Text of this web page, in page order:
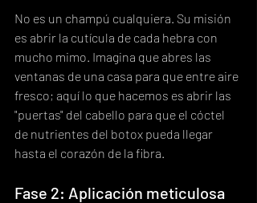
No es un champú cualquiera. Su misión
es abrir la cutícula de cada hebra con
mucho mimo. Imagina que abres las
ventanas de una casa para que entre aire
fresco; aquí lo que hacemos es abrir las
"puertas" del cabello para que el cóctel
de nutrientes del botox pueda llegar
hasta el corazón de la fibra.
Fase 2: Aplicación meticulosa